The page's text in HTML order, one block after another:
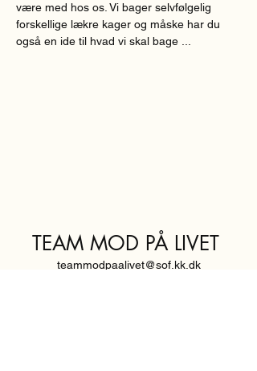
være med hos os. Vi bager selvfølgelig
forskellige lækre kager og måske har du
også en ide til hvad vi skal bage ...
TEAM MOD PÅ LIVET
teammodpaalivet@sof.kk.dk